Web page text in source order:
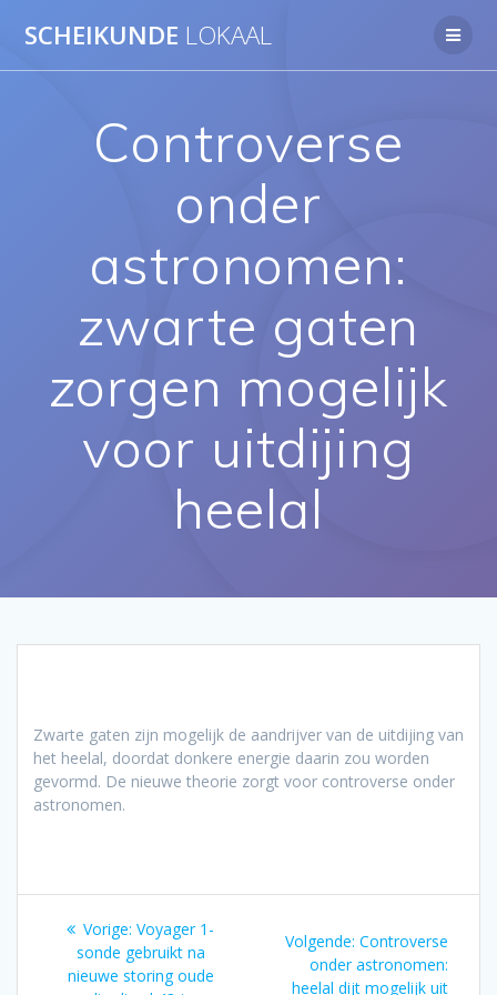
naar
SCHEIKUNDE LOKAAL
Controverse
onder
astronomen:
zwarte gaten
zorgen mogelijk
voor uitdijing
heelal
Zwarte gaten zijn mogelijk de aandrijver van de uitdijing van
het heelal, doordat donkere energie daarin zou worden
gevormd. De nieuwe theorie zorgt voor controverse onder
astronomen.
Bericht
navigatie
Vorige: Vorig
bericht:
Voyager 1-
sonde gebruikt na
nieuwe storing oude
Volgende: Volgend
bericht:
Controverse
onder astronomen:
heelal dijt mogelijk uit